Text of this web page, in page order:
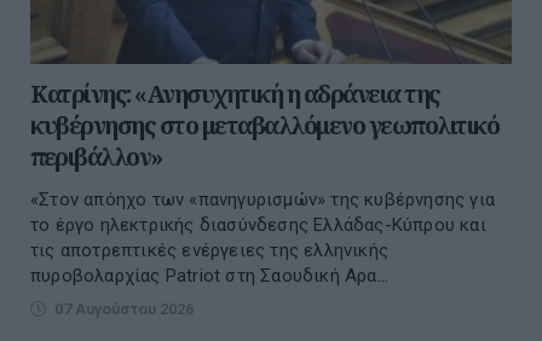
Κατρίνης: «Ανησυχητική η αδράνεια της
κυβέρνησης στο μεταβαλλόμενο γεωπολιτικό
περιβάλλον»
«Στον απόηχο των «πανηγυρισμών» της κυβέρνησης για
το έργο ηλεκτρικής διασύνδεσης Ελλάδας-Κύπρου και
τις αποτρεπτικές ενέργειες της ελληνικής
πυροβολαρχίας Patriot στη Σαουδική Αρα...
07 Αυγούστου 2026